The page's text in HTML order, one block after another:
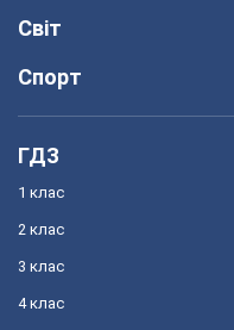
Світ
Спорт
ГДЗ
1 клас
2 клас
3 клас
4 клас